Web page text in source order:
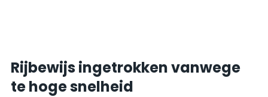
Rijbewijs ingetrokken vanwege
te hoge snelheid